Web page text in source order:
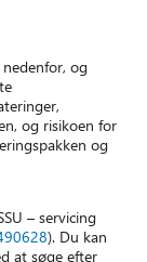
og
og risikoen for
og
– servicing
). Du kan
at søge efter